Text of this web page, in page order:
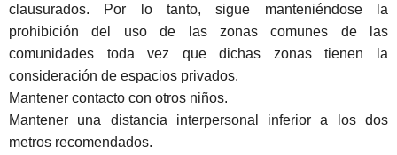
clausurados. Por lo tanto, sigue manteniéndose la
prohibición del uso de las zonas comunes de las
comunidades toda vez que dichas zonas tienen la
consideración de espacios privados.
Mantener contacto con otros niños.
Mantener una distancia interpersonal inferior a los dos
metros recomendados.